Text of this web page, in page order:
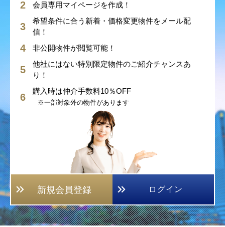
会員専用マイページを作成！
希望条件に合う新着・価格変更物件をメール配
信！
非公開物件が閲覧可能！
他社にはない特別限定物件のご紹介チャンスあ
り！
購入時は仲介手数料10％OFF
※一部対象外の物件があります
新規会員登録 ログイン